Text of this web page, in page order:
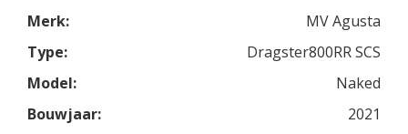
Merk:
MV Agusta
Type:
Dragster800RR SCS
Model:
Naked
Bouwjaar:
2021